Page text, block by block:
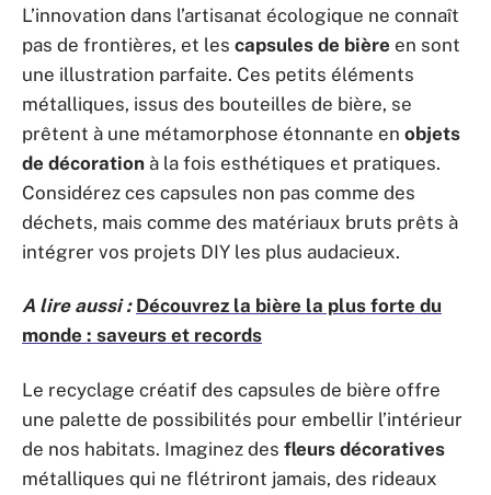
L’innovation dans l’artisanat écologique ne connaît
pas de frontières, et les capsules de bière en sont
une illustration parfaite. Ces petits éléments
métalliques, issus des bouteilles de bière, se
prêtent à une métamorphose étonnante en objets
de décoration à la fois esthétiques et pratiques.
Considérez ces capsules non pas comme des
déchets, mais comme des matériaux bruts prêts à
intégrer vos projets DIY les plus audacieux.
A lire aussi : Découvrez la bière la plus forte du
monde : saveurs et records
Le recyclage créatif des capsules de bière offre
une palette de possibilités pour embellir l’intérieur
de nos habitats. Imaginez des fleurs décoratives
métalliques qui ne flétriront jamais, des rideaux